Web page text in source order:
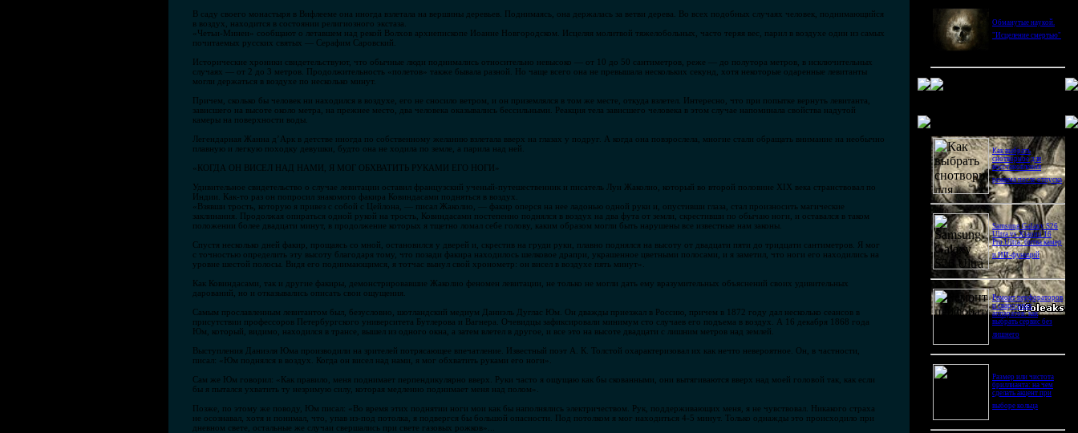
В саду своего монастыря в Вифлееме она иногда взлетала на вершины деревьев. Поднимаясь, она держалась за ветви дерева. Во всех подобных случаях человек, поднимающийся
в воздух, находится в состоянии религиозного экстаза.
«Четьи-Минеи» сообщают о летавшем над рекой Волхов архиепископе Иоанне Новгородском. Исцеляя молитвой тяжелобольных, часто теряя вес, парил в воздухе один из самых
почитаемых русских святых — Серафим Саровский.
Исторические хроники свидетельствуют, что обычные люди поднимались относительно невысоко — от 10 до 50 сантиметров, реже — до полутора метров, в исключительных
случаях — от 2 до 3 метров. Продолжительность «полетов» также бывала разной. Но чаще всего она не превышала нескольких секунд, хотя некоторые одаренные левитанты
могли держаться в воздухе по несколько минут.
Причем, сколько бы человек ни находился в воздухе, его не сносило ветром, и он приземлялся в том же месте, откуда взлетел. Интересно, что при попытке вернуть левитанта,
зависшего на высоте около метра, на прежнее место, два человека оказывались бессильными. Реакция тела зависшего человека в этом случае напоминала свойства надутой
камеры на поверхности воды.
Легендарная Жанна д’Арк в детстве иногда по собственному желанию взлетала вверх на глазах у подруг. А когда она повзрослела, многие стали обращать внимание на необычно
плавную и легкую походку девушки, будто она не ходила по земле, а парила над ней.
«КОГДА ОН ВИСЕЛ НАД НАМИ, Я МОГ ОБХВАТИТЬ РУКАМИ ЕГО НОГИ»
Удивительное свидетельство о случае левитации оставил французский ученый-путешественник и писатель Луи Жаколио, который во второй половине XIX века странствовал по
Индии. Как-то раз он попросил знакомого факира Ковиндасами подняться в воздух.
«Взявши трость, которую я привез с собой с Цейлона, — писал Жаколио, — факир оперся на нее ладонью одной руки и, опустивши глаза, стал произносить магические
заклинания. Продолжая опираться одной рукой на трость, Ковиндасами постепенно поднялся в воздух на два фута от земли, скрестивши по обычаю ноги, и оставался в таком
положении более двадцати минут, в продолжение которых я тщетно ломал себе голову, каким образом могли быть нарушены все известные нам законы.
Спустя несколько дней факир, прощаясь со мной, остановился у дверей и, скрестив на груди руки, плавно поднялся на высоту от двадцати пяти до тридцати сантиметров. Я мог
с точностью определить эту высоту благодаря тому, что позади факира находилось шелковое драпри, украшенное цветными полосами, и я заметил, что ноги его находились на
уровне шестой полосы. Видя его поднимающимся, я тотчас вынул свой хронометр: он висел в воздухе пять минут».
Как Ковиндасами, так и другие факиры, демонстрировавшие Жаколио феномен левитации, не только не могли дать ему вразумительных объяснений своих удивительных
дарований, но и отказывались описать свои ощущения.
Самым прославленным левитантом был, безусловно, шотландский медиум Даниэль Дуглас Юм. Он дважды приезжал в Россию, причем в 1872 году дал несколько сеансов в
присутствии профессоров Петербургского университета Бутлерова и Вагнера. Очевидцы зафиксировали минимум сто случаев его подъема в воздух. А 16 декабря 1868 года
Юм, который, видимо, находился в трансе, вышел из одного окна, а затем влетел в другое, и все это на высоте двадцати с лишним метров над землей.
Выступления Даниэля Юма производили на зрителей потрясающее впечатление. Известный поэт А. К. Толстой охарактеризовал их как нечто невероятное. Он, в частности,
писал: «Юм поднялся в воздух. Когда он висел над нами, я мог обхватить руками его ноги».
Сам же Юм говорил: «Как правило, меня поднимает перпендикулярно вверх. Руки часто я ощущаю как бы скованными, они вытягиваются вверх над моей головой так, как если
бы я пытался ухватить ту незримую силу, которая медленно поднимает меня над полом».
Позже, по этому же поводу, Юм писал: «Во время этих поднятии ноги мои как бы наполнялись электричеством. Рук, поддерживающих меня, я не чувствовал. Никакого страха
не осознавал, хотя и понимал, что, упав из-под потолка, я подвергся бы большой опасности. Под потолком я мог находиться 4-5 минут. Только однажды это происходило при
дневном свете, остальные же случаи свершались при свете газовых рожков»...
Обманутые наукой.
"Исцеление смертью"
Как выбрать
снотворное для
восстановления
режима после отпуска
Samsung Galaxy S26
Ultra vs Xiaomi 16
Pro Ultra: битва камер
и ИИ-функций
Ремонт перфораторов
и сварочных
аппаратов: как
выбрать сервис без
лишнего
Размер или чистота
бриллианта: на чем
сделать акцент при
выборе кольца